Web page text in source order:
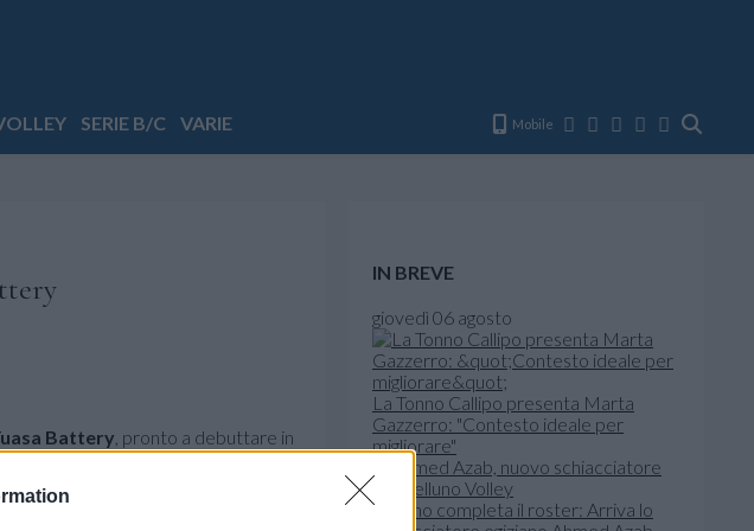
SERIE B/C VARIE Mobile
Battery , pronto a debuttare in
dopo una stagione da
IN BREVE
giovedì 06 agosto
La Tonno Callipo presenta Marta
Gazzerro: "Contesto ideale per
migliorare"
Belluno completa il roster: Arriva lo